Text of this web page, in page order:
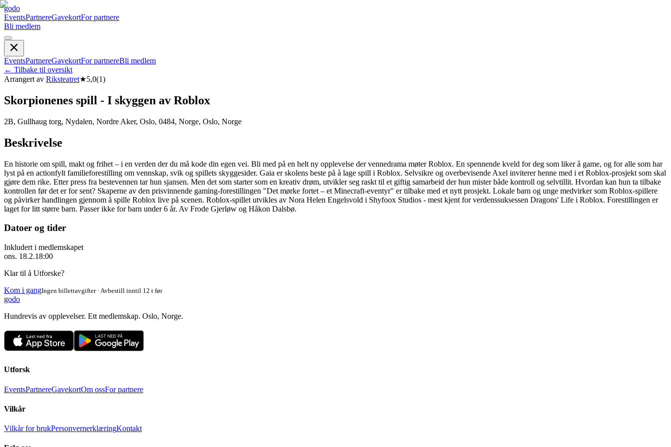
godo
EventsPartnereGavekortFor partnere
Bli medlem
EventsPartnereGavekortFor partnereBli medlem
← Tilbake til oversikt
Arrangert av Riksteatret★5,0(1)
Skorpionenes spill - I skyggen av Roblox
2B, Gullhaug torg, Nydalen, Nordre Aker, Oslo, 0484, Norge, Oslo, Norge
Beskrivelse
En historie om spill, makt og frihet – i en verden der du må kode din egen vei. Bli med på en helt ny opplevelse der vennedrama møter Roblox. En spennende kveld for deg som liker å game, og for alle som har
lyst på en actionfylt familieforestilling om vennskap, svik og spillets skyggesider. Gaia er skolens beste på å lage spill i Roblox. Selvsikre og overbevisende Axel inviterer henne med i et Roblox-prosjekt som skal
gjøre dem rike. Etter press fra bestevennen tar hun sjansen. Men det som starter som en kreativ drøm, utvikler seg raskt til et giftig samarbeid der hun mister både kontroll og selvtillit. Hvordan kan hun ta tilbake
kontrollen før det er for sent? Skaperne av den prisvinnende gaming-forestillingen "Det mørke fortet – et Minecraft-eventyr" er tilbake med et nytt prosjekt. Lokale barn og unge medvirker som Roblox-spillere
og påvirker handlingen gjennom å spille Roblox live på scenen. Roblox-spillet utvikles av Nora Helen Engelsvold i Shyfoox Studios - mest kjent for verdenssuksessen Dragons' Life i Roblox. Forestillingen er
laget for litt større barn. Passer ikke for barn under 6 år. Av Frode Gjerløw og Håkon Dalsbø.
Datoer og tider
Inkludert i medlemskapet
ons. 18.2.18:00
Klar til å Utforske?
Kom i gangIngen billettavgifter · Avbestill inntil 12 t før
godo
Hundrevis av opplevelser. Ett medlemskap. Oslo, Norge.
Utforsk
EventsPartnereGavekortOm ossFor partnere
Vilkår
Vilkår for brukPersonvernerklæringKontakt